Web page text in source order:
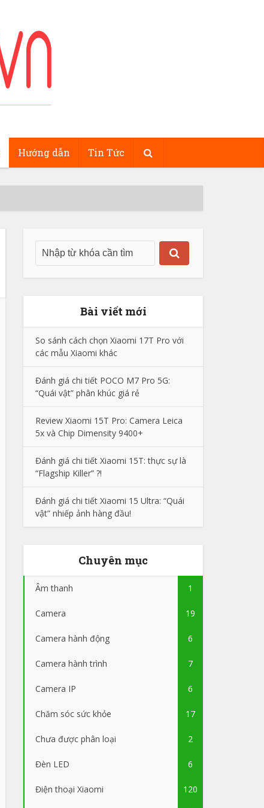
Hướng dẫn Tin Tức
Bài viết mới
So sánh cách chọn Xiaomi 17T Pro với
các mẫu Xiaomi khác
Đánh giá chi tiết POCO M7 Pro 5G:
“Quái vật” phân khúc giá rẻ
Review Xiaomi 15T Pro: Camera Leica
5x và Chip Dimensity 9400+
Đánh giá chi tiết Xiaomi 15T: thực sự là
“Flagship Killer” ?!
Đánh giá chi tiết Xiaomi 15 Ultra: “Quái
vật” nhiếp ảnh hàng đầu!
Chuyên mục
Âm thanh 1
Camera 19
Camera hành động 6
Camera hành trình 7
Camera IP 6
Chăm sóc sức khỏe 17
Chưa được phân loại 2
Đèn LED 6
Điện thoại Xiaomi 120